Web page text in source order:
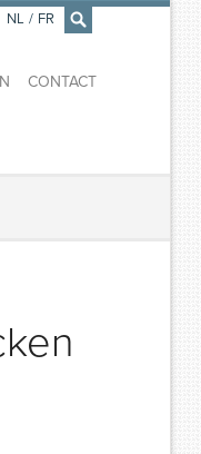
×
CONTACT
NL / FR